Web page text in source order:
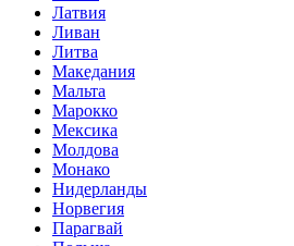
Латвия
Ливан
Литва
Македания
Мальта
Марокко
Мексика
Молдова
Монако
Нидерланды
Норвегия
Парагвай